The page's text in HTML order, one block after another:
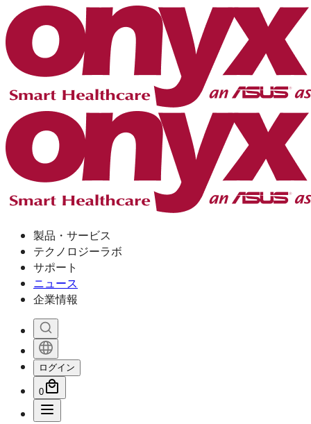
製品・サービス
テクノロジーラボ
サポート
ニュース
企業情報
ログイン
0